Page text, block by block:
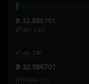
฿ 32.986701
ต่ำสุด 24h
ต่ำสุด 24h
฿ 32.986701
สูงตลอดเวลา